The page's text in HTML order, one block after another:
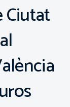
Ciutat